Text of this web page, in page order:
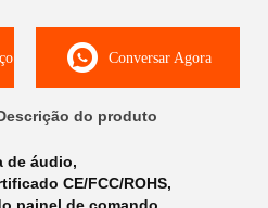
Conversar Agora
do produto
de áudio,
CE/FCC/ROHS,